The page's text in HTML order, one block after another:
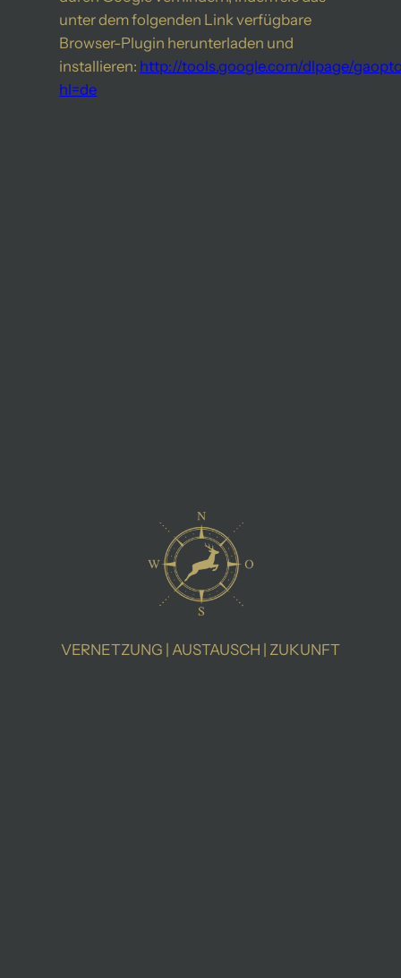
unter dem folgenden Link verfügbare
Browser-Plugin herunterladen und
installieren: http://tools.google.com/dlpage/
hl=de
VERNETZUNG | AUSTAUSCH | ZUKUNFT